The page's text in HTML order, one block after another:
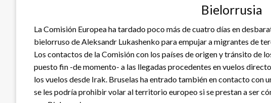
Bielorrusia
La Comisión Europea ha tardado poco más de cuatro días en
bielorruso de Aleksandr Lukashenko para empujar a migrantes de
Los contactos de la Comisión con los países de origen y tránsito de
puesto fin -de momento- a las llegadas procedentes en vuelos
los vuelos desde Irak. Bruselas ha entrado también en contacto con
se les podría prohibir volar al territorio europeo si se prestan a ser